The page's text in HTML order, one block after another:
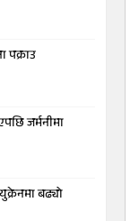
पक्राउ
जर्मनीमा
बढ्यो